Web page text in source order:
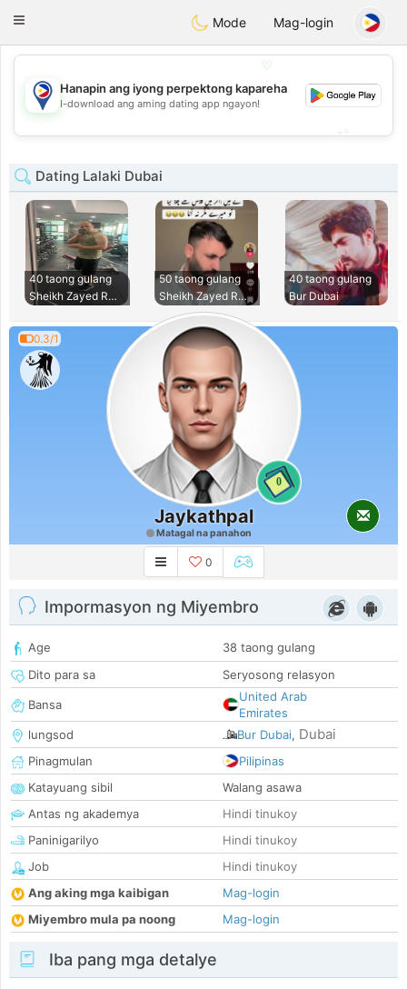
PhilippinesChat
Toggle
Mode Mag-login
💖
💕
Hanapin ang iyong perpektong kapareha
I-download ang aming dating app ngayon!
Dating Lalaki Dubai
40 taong gulang
Sheikh Zayed Road
50 taong gulang
Sheikh Zayed Road
40 taong gulang
Bur Dubai
0.3/1
0
Jaykathpal
Matagal na panahon
0
Impormasyon ng Miyembro
Age
38 taong gulang
Dito para sa
Seryosong relasyon
Bansa
United Arab
Emirates
lungsod
Bur Dubai, Dubai
Pinagmulan
Pilipinas
Katayuang sibil
Walang asawa
Antas ng akademya
Hindi tinukoy
Paninigarilyo
Hindi tinukoy
Job
Hindi tinukoy
Ang aking mga kaibigan
Mag-login
Miyembro mula pa noong
Mag-login
Iba pang mga detalye